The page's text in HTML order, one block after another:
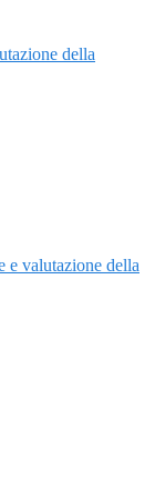
della
e valutazione della